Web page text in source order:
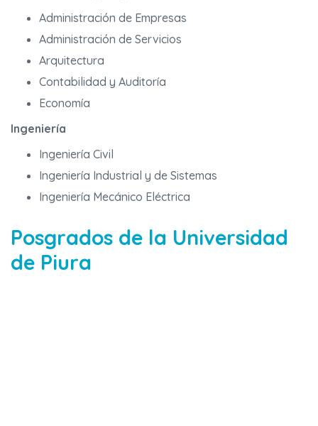
Administración de Empresas
Administración de Servicios
Arquitectura
Contabilidad y Auditoría
Economía
Ingeniería
Ingeniería Civil
Ingeniería Industrial y de Sistemas
Ingeniería Mecánico Eléctrica
Posgrados de la Universidad
de Piura